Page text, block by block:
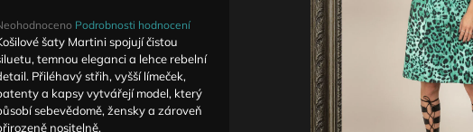
Podrobnosti hodnocení
šaty Martini spojují čistou
temnou eleganci a lehce rebelní
Přiléhavý střih, vyšší límeček,
a kapsy vytvářejí model, který
sebevědomě, žensky a zároveň
nositelně.